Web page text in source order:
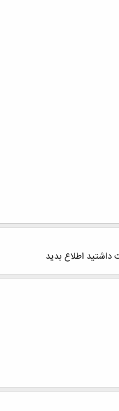
اطلاع بدید